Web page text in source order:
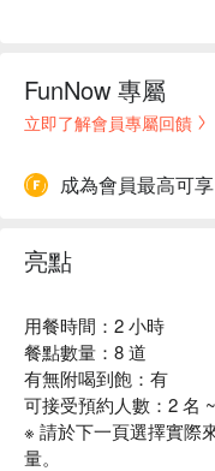
FunNow 專屬
立即了解會員專屬回饋
成為會員最高可
亮點
用餐時間：2 小時
餐點數量：8 道
有無附喝到飽：有
可接受預約人數：2 名 ~
※ 請於下一頁選擇實際
量。